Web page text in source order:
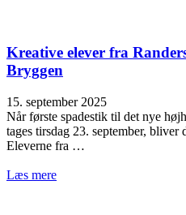
Kreative elever fra
Bryggen
15. september 2025
Når første spadestik til det nye
tages tirsdag 23. september,
Eleverne fra …
Læs mere